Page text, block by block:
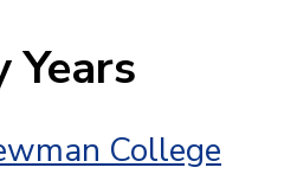
Years
College